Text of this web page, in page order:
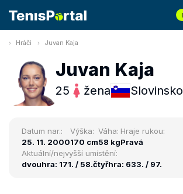
Hráči Juvan Kaja
Juvan Kaja
25 žena Slovinsko
Datum nar.:
25. 11. 2000
Výška:
170 cm
Váha:
58 kg
Hraje rukou:
Pravá
Aktuální/nejvyšší umístění:
dvouhra: 171. / 58.čtyřhra: 633. / 97.